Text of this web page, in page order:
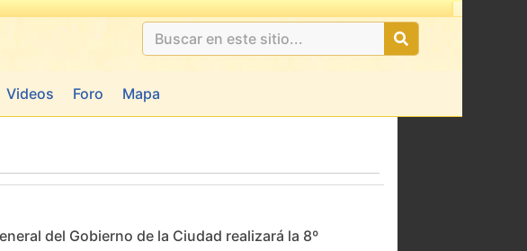
Videos Foro Mapa
del Gobierno de la Ciudad realizará la 8º